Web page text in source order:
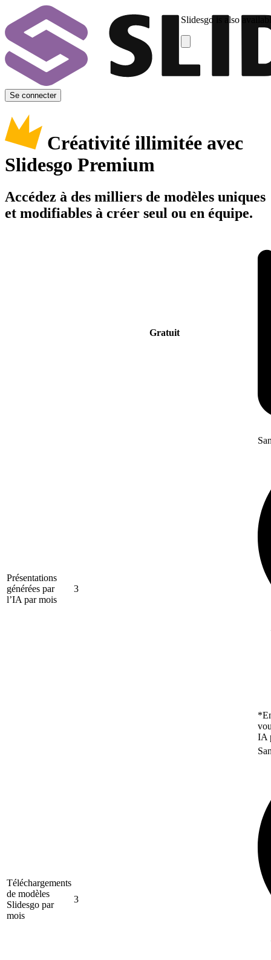
Slidesgo is also
Se connecter
Créativité illimitée avec
Slidesgo Premium
Accédez à des milliers de modèles uniques
et modifiables à créer seul ou en équipe.
Gratuit
Présentations
générées par
l’IA par mois
3
IA
Téléchargements
de modèles
Slidesgo par
mois
3